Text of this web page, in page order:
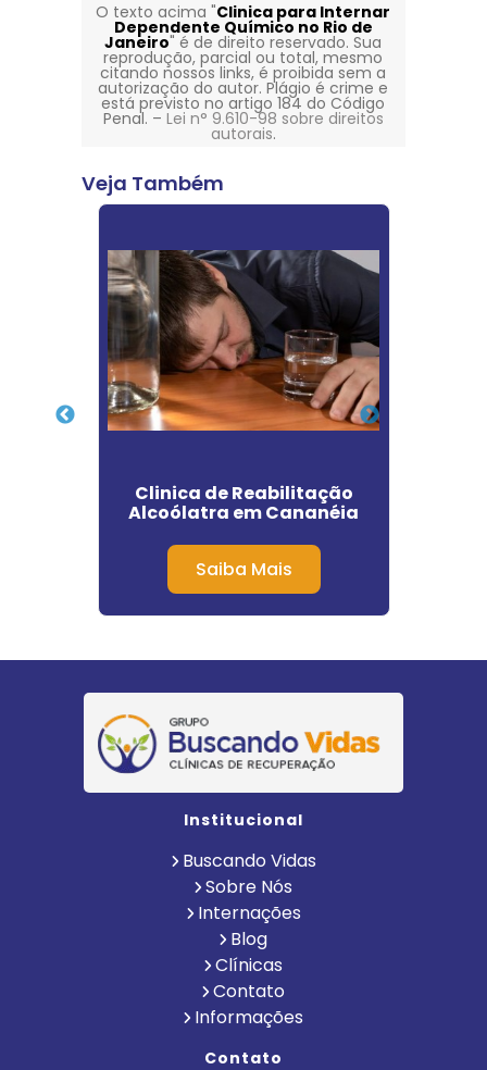
O texto acima "Clinica para Internar
Dependente Químico no Rio de
Janeiro" é de direito reservado. Sua
reprodução, parcial ou total, mesmo
citando nossos links, é proibida sem a
autorização do autor. Plágio é crime e
está previsto no artigo 184 do Código
Penal. – Lei n° 9.610-98 sobre direitos
autorais.
Veja Também
Clinica de Reabilitação
Alcoólatra em Cananéia
Saiba Mais
Institucional
Buscando Vidas
Sobre Nós
Internações
Blog
Clínicas
Contato
Informações
Contato